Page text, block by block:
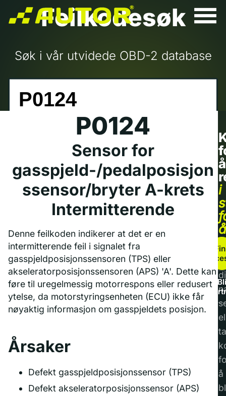
Feilkodesøk
Søk i vår utvidede OBD-2 database
P0124
Sensor for
gasspjeld-/pedalposisjon
ssensor/bryter A-krets
Intermitterende
Denne feilkoden indikerer at det er en
intermitterende feil i signalet fra
gasspjeldposisjonssensoren (TPS) eller
akseleratorposisjonssensoren (APS) 'A'. Dette kan
føre til uregelmessig motorrespons eller redusert
ytelse, da motorstyringsenheten (ECU) ikke får
nøyaktig informasjon om gasspjeldets posisjon.
Årsaker
Defekt gasspjeldposisjonssensor (TPS)
Defekt akseleratorposisjonssensor (APS)
å
i
å
ta
å
Bli